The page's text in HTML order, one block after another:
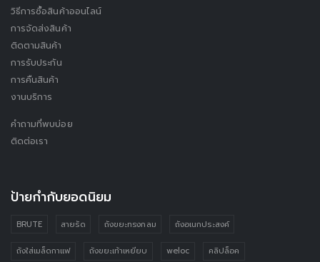
วิธีการซื้อสินค้าออนไลน์
การจัดส่งสินค้า
ติดตามสินค้า
การรับประกัน
การคืนสินค้า
งานบริการ
คำถามที่พบบ่อย
ติดต่อเรา
ป้ายกำกับยอดนิยม
BRUTE สายรัด ถังขยะทรงกลม ถังอเนกประสงค์
ถังใส่เมล็ดกาแฟ ถังขยะเท้าเหยียบ weloc คลิปล็อค